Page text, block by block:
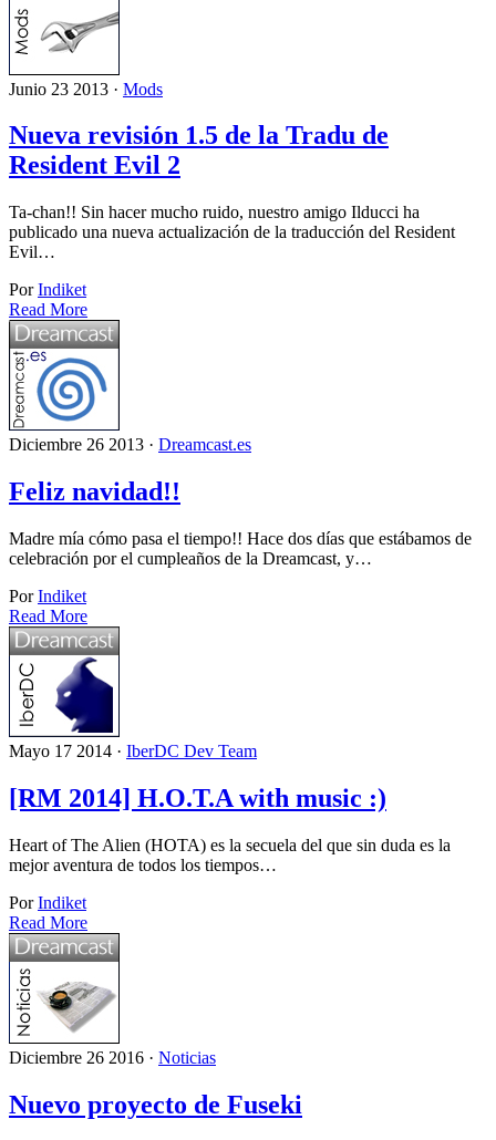
Junio 23 2013 · Mods
Nueva revisión 1.5 de la Tradu de
Resident Evil 2
Ta-chan!! Sin hacer mucho ruido, nuestro amigo Ilducci ha
publicado una nueva actualización de la traducción del Resident
Evil…
PorIndiket
Read More
Diciembre 26 2013 · Dreamcast.es
Feliz navidad!!
Madre mía cómo pasa el tiempo!! Hace dos días que estábamos de
celebración por el cumpleaños de la Dreamcast, y…
PorIndiket
Read More
Mayo 17 2014 · IberDC Dev Team
[RM 2014] H.O.T.A with music :)
Heart of The Alien (HOTA) es la secuela del que sin duda es la
mejor aventura de todos los tiempos…
PorIndiket
Read More
Diciembre 26 2016 · Noticias
Nuevo proyecto de Fuseki